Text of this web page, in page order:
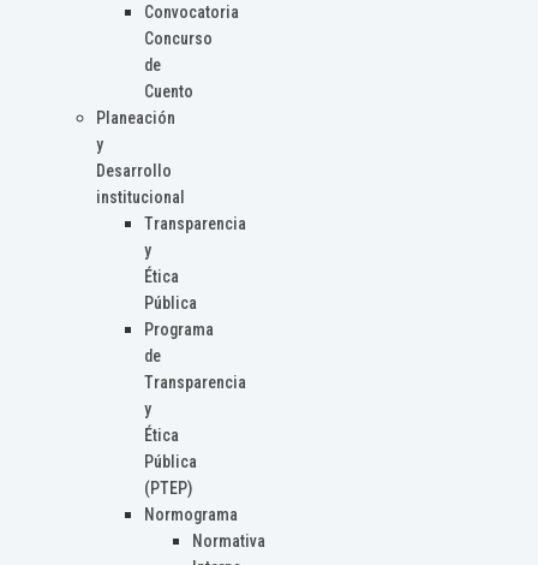
Convocatoria
Concurso
de
Cuento
Planeación
y
Desarrollo
institucional
Transparencia
y
Ética
Pública
Programa
de
Transparencia
y
Ética
Pública
(PTEP)
Normograma
Normativa